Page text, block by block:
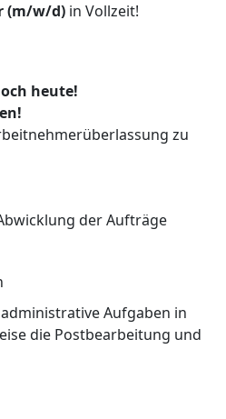
(m/w/d) in Vollzeit!
heute!
zu
der Aufträge
Aufgaben in
die Postbearbeitung und